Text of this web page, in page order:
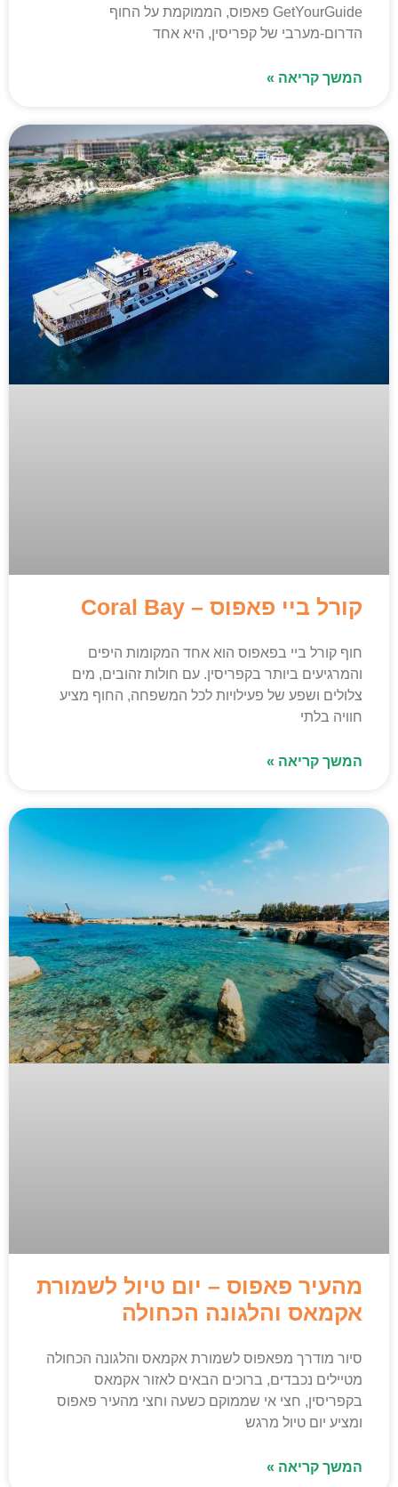
GetYourGuide פאפוס, הממוקמת על החוף
הדרום-מערבי של קפריסין, היא אחד
המשך קריאה »
קורל ביי פאפוס – Coral Bay
חוף קורל ביי בפאפוס הוא אחד המקומות היפים
והמרגיעים ביותר בקפריסין. עם חולות זהובים, מים
צלולים ושפע של פעילויות לכל המשפחה, החוף מציע
חוויה בלתי
המשך קריאה »
מהעיר פאפוס – יום טיול לשמורת
אקמאס והלגונה הכחולה
סיור מודרך מפאפוס לשמורת אקמאס והלגונה הכחולה
מטיילים נכבדים, ברוכים הבאים לאזור אקמאס
בקפריסין, חצי אי שממוקם כשעה וחצי מהעיר פאפוס
ומציע יום טיול מרגש
המשך קריאה »